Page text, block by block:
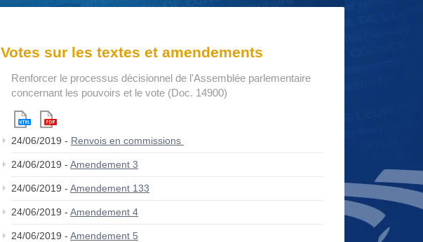
Votes sur les textes et amendements
Renforcer le processus décisionnel de l'Assemblée parlementaire
concernant les pouvoirs et le vote (Doc. 14900)
24/06/2019 - Renvois en commissions
24/06/2019 - Amendement 3
24/06/2019 - Amendement 133
24/06/2019 - Amendement 4
24/06/2019 - Amendement 5